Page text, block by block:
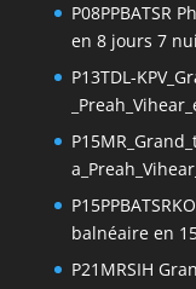
P08PPBATSR
en 8 jours 7
P13TDL-
balnéaire en
P21MRSIH